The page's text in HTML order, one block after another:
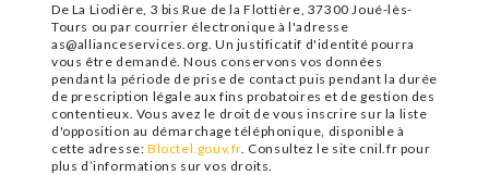
De La Liodière, 3 bis Rue de la Flottière, 37300 Joué-lès-
Tours ou par courrier électronique à l'adresse
as@allianceservices.org. Un justificatif d'identité pourra
vous être demandé. Nous conservons vos données
pendant la période de prise de contact puis pendant la durée
de prescription légale aux fins probatoires et de gestion des
contentieux. Vous avez le droit de vous inscrire sur la liste
d'opposition au démarchage téléphonique, disponible à
cette adresse: Bloctel.gouv.fr . Consultez le site cnil.fr pour
plus d’informations sur vos droits.